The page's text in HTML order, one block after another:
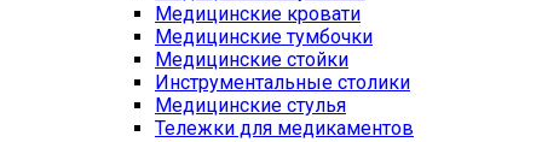
Медицинские кровати
Медицинские тумбочки
Медицинские стойки
Инструментальные столики
Медицинские стулья
Тележки для медикаментов